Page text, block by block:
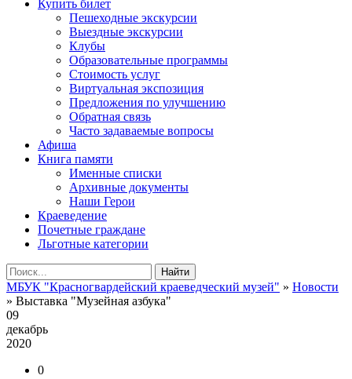
Купить билет
Пешеходные экскурсии
Выездные экскурсии
Клубы
Образовательные программы
Стоимость услуг
Виртуальная экспозиция
Предложения по улучшению
Обратная связь
Часто задаваемые вопросы
Афиша
Книга памяти
Именные списки
Архивные документы
Наши Герои
Краеведение
Почетные граждане
Льготные категории
Найти
МБУК "Красногвардейский краеведческий музей" » Новости
» Выставка "Музейная азбука"
09
декабрь
2020
0